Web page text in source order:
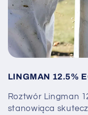
LINGMAN 12.5%
Roztwór Lingman
stanowiąca